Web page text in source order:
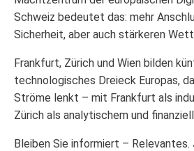
Schweiz bedeutet das: mehr
Sicherheit, aber auch stärkeren
Frankfurt, Zürich und Wien bilden
technologisches Dreieck Europas,
Ströme lenkt – mit Frankfurt als
Zürich als analytischem und
Bleiben Sie informiert – Relevantes.